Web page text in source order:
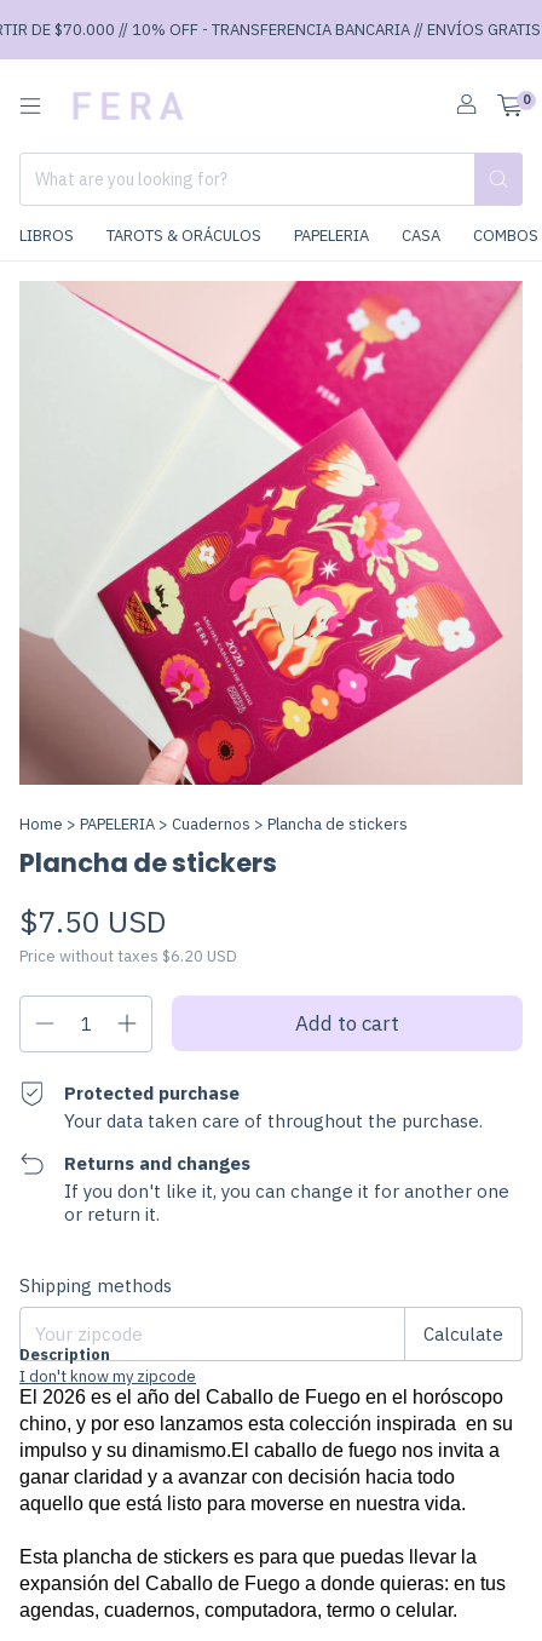
DE $70.000 // 10% OFF - TRANSFERENCIA BANCARIA // ENVÍOS GRATIS
0
LIBROS TAROTS & ORÁCULOS PAPELERIA CASA
Home > PAPELERIA > Cuadernos > Plancha de stickers
Plancha de stickers
$7.50 USD
Price without taxes $6.20 USD
Protected purchase
Your data taken care of throughout the purchase.
Returns and changes
If you don't like it, you can change it for another one
or return it.
Shipping for zipcode:
Shipping methods
Calculate
I don't know my zipcode
Description
El 2026 es el año del Caballo de Fuego en el horóscopo
chino, y por eso lanzamos esta colección inspirada  en su
impulso y su dinamismo.El caballo de fuego nos invita a
ganar claridad y a avanzar con decisión hacia todo
aquello que está listo para moverse en nuestra vida.
Esta plancha de stickers es para que puedas llevar la
expansión del Caballo de Fuego a donde quieras: en tus
agendas, cuadernos, computadora, termo o celular.